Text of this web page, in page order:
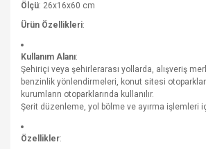
Ölçü: 26x16x60 cm
Ürün Özellikleri:
Kullanım Alanı:
Şehiriçi veya şehirlerarası yollarda, alışveriş
benzinlik yönlendirmeleri, konut sitesi
kurumların otoparklarında kullanılır.
Şerit düzenleme, yol bölme ve ayırma işlemleri
Özellikler: